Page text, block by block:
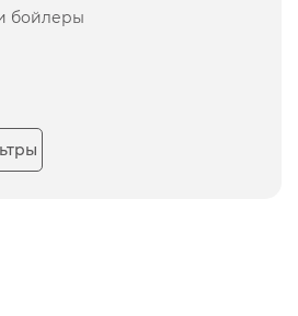
бойлеры